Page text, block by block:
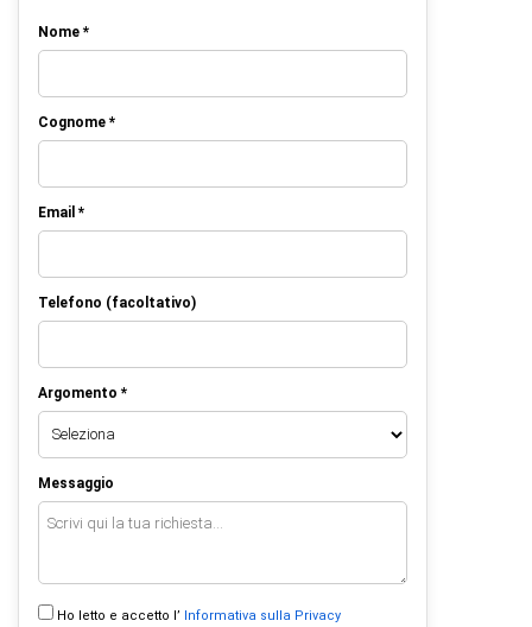
Nome *
Cognome *
Email *
Telefono (facoltativo)
Argomento *
Messaggio
Ho letto e accetto l’ Informativa sulla Privacy